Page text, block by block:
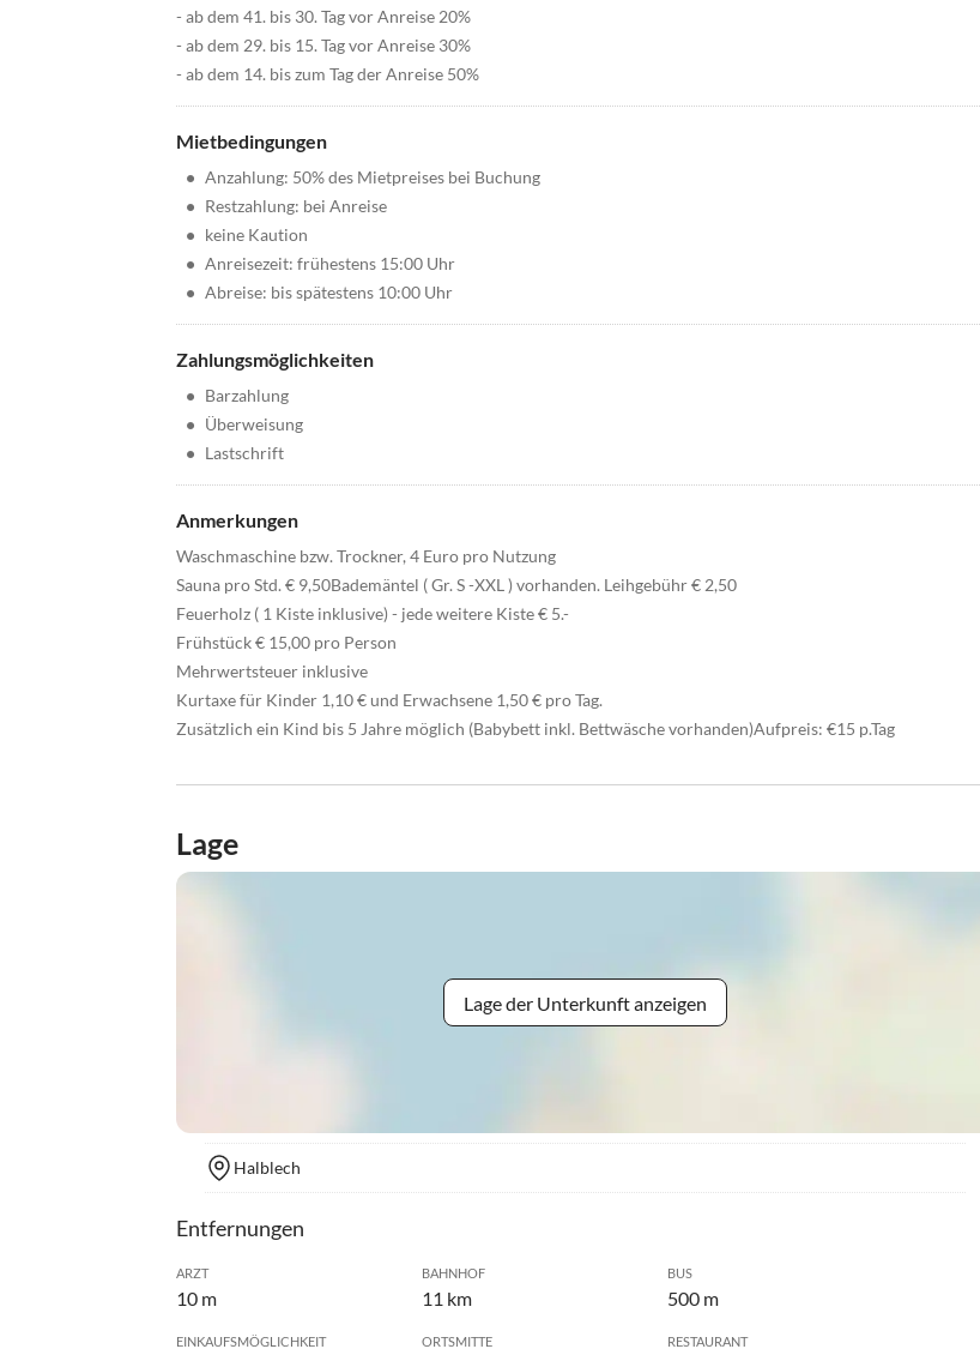
- ab dem 41. bis 30. Tag vor Anreise 20%
- ab dem 29. bis 15. Tag vor Anreise 30%
- ab dem 14. bis zum Tag der Anreise 50%
Mietbedingungen
• Anzahlung: 50% des Mietpreises bei Buchung
• Restzahlung: bei Anreise
• keine Kaution
• Anreisezeit: frühestens 15:00 Uhr
• Abreise: bis spätestens 10:00 Uhr
Zahlungsmöglichkeiten
• Barzahlung
• Überweisung
• Lastschrift
Anmerkungen
Waschmaschine bzw. Trockner, 4 Euro pro Nutzung
Sauna pro Std. € 9,50Bademäntel ( Gr. S -XXL ) vorhanden. Leihgebühr € 2,50
Feuerholz ( 1 Kiste inklusive) - jede weitere Kiste € 5.-
Frühstück € 15,00 pro Person
Mehrwertsteuer inklusive
Kurtaxe für Kinder 1,10 € und Erwachsene 1,50 € pro Tag.
Zusätzlich ein Kind bis 5 Jahre möglich (Babybett inkl. Bettwäsche vorhanden)Aufpreis: €15 p.Tag
Lage
Lage der Unterkunft anzeigen
Halblech
Entfernungen
ARZT
10 m
BAHNHOF
11 km
BUS
500 m
EINKAUFSMÖGLICHKEIT ORTSMITTE RESTAURANT